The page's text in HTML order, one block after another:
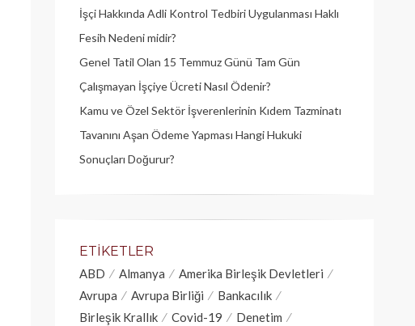
İşçi Hakkında Adli Kontrol Tedbiri Uygulanması Haklı
Fesih Nedeni midir?
Genel Tatil Olan 15 Temmuz Günü Tam Gün
Çalışmayan İşçiye Ücreti Nasıl Ödenir?
Kamu ve Özel Sektör İşverenlerinin Kıdem Tazminatı
Tavanını Aşan Ödeme Yapması Hangi Hukuki
Sonuçları Doğurur?
ETIKETLER
ABD Almanya
Amerika Birleşik Devletleri
Avrupa
Avrupa Birliği
Bankacılık
Birleşik Krallık
Covid-19
Denetim